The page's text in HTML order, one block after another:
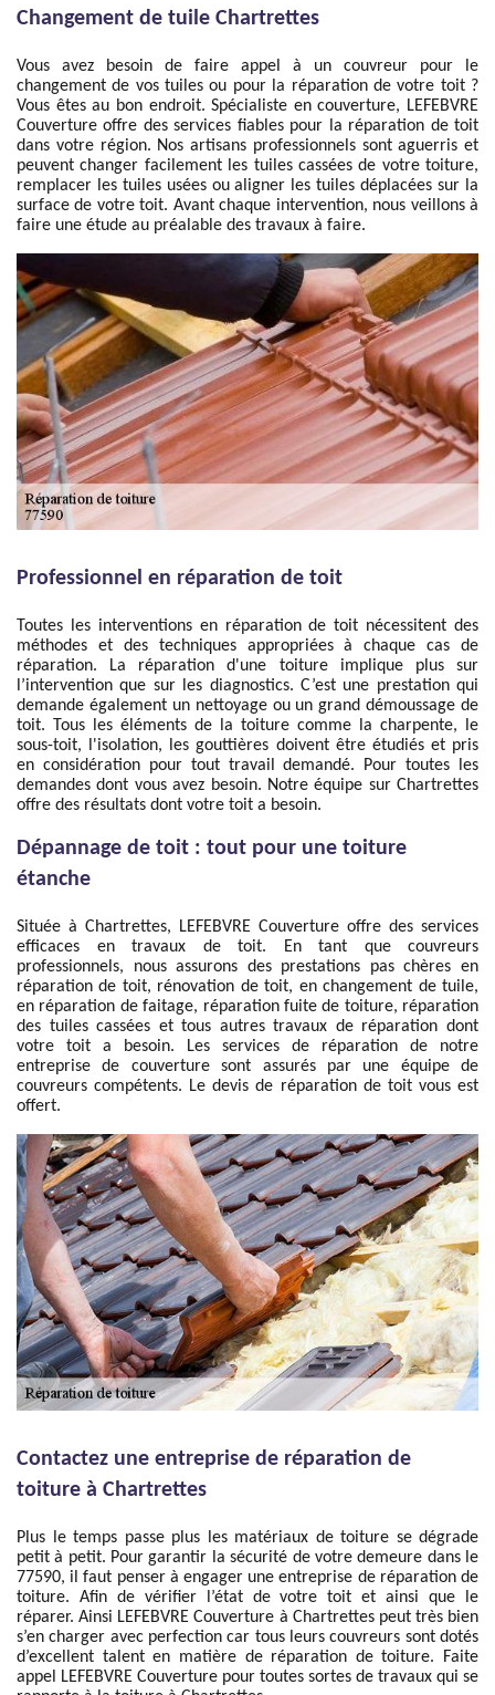
Changement de tuile Chartrettes
Vous avez besoin de faire appel à un couvreur pour le
changement de vos tuiles ou pour la réparation de votre toit ?
Vous êtes au bon endroit. Spécialiste en couverture, LEFEBVRE
Couverture offre des services fiables pour la réparation de toit
dans votre région. Nos artisans professionnels sont aguerris et
peuvent changer facilement les tuiles cassées de votre toiture,
remplacer les tuiles usées ou aligner les tuiles déplacées sur la
surface de votre toit. Avant chaque intervention, nous veillons à
faire une étude au préalable des travaux à faire.
Professionnel en réparation de toit
Toutes les interventions en réparation de toit nécessitent des
méthodes et des techniques appropriées à chaque cas de
réparation. La réparation d'une toiture implique plus sur
l’intervention que sur les diagnostics. C’est une prestation qui
demande également un nettoyage ou un grand démoussage de
toit. Tous les éléments de la toiture comme la charpente, le
sous-toit, l'isolation, les gouttières doivent être étudiés et pris
en considération pour tout travail demandé. Pour toutes les
demandes dont vous avez besoin. Notre équipe sur Chartrettes
offre des résultats dont votre toit a besoin.
Dépannage de toit : tout pour une toiture
étanche
Située à Chartrettes, LEFEBVRE Couverture offre des services
efficaces en travaux de toit. En tant que couvreurs
professionnels, nous assurons des prestations pas chères en
réparation de toit, rénovation de toit, en changement de tuile,
en réparation de faitage, réparation fuite de toiture, réparation
des tuiles cassées et tous autres travaux de réparation dont
votre toit a besoin. Les services de réparation de notre
entreprise de couverture sont assurés par une équipe de
couvreurs compétents. Le devis de réparation de toit vous est
offert.
Contactez une entreprise de réparation de
toiture à Chartrettes
Plus le temps passe plus les matériaux de toiture se dégrade
petit à petit. Pour garantir la sécurité de votre demeure dans le
77590, il faut penser à engager une entreprise de réparation de
toiture. Afin de vérifier l’état de votre toit et ainsi que le
réparer. Ainsi LEFEBVRE Couverture à Chartrettes peut très bien
s’en charger avec perfection car tous leurs couvreurs sont dotés
d’excellent talent en matière de réparation de toiture. Faite
appel LEFEBVRE Couverture pour toutes sortes de travaux qui se